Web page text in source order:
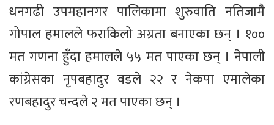
धनगढी उपमहानगर पालिकामा शुरुवाति नतिजामै
गोपाल हमालले फराकिलो अग्रता बनाएका छन् । १००
मत गणना हुँदा हमालले ५५ मत पाएका छन् । नेपाली
कांग्रेसका नृपबहादुर वडले २२ र नेकपा एमालेका
रणबहादुर चन्दले २ मत पाएका छन् ।